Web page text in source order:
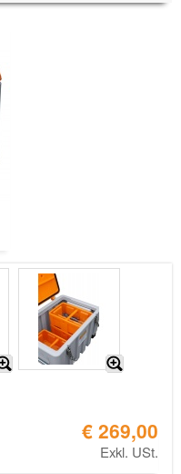
€ 269,00
Exkl. USt.